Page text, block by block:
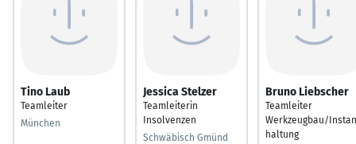
Tino Laub
Teamleiter
München
Jessica Stelzer
Teamleiterin
Insolvenzen
Schwäbisch Gmünd
Bruno Liebscher
Teamleiter
Werkzeugbau/
haltung